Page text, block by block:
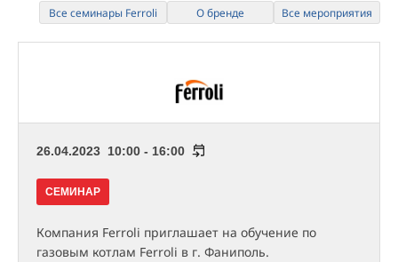
Все семинары Ferroli О бренде Все мероприятия
26.04.2023 10:00 - 16:00
СЕМИНАР
Компания Ferroli приглашает на обучение по
газовым котлам Ferroli в г. Фаниполь.